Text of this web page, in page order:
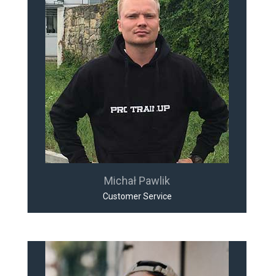
Michał Pawlik
Customer Service